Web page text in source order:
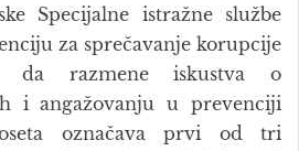
Specijalne istražne službe
za sprečavanje korupcije
razmene iskustva o
i angažovanju u prevenciji
označava prvi od tri